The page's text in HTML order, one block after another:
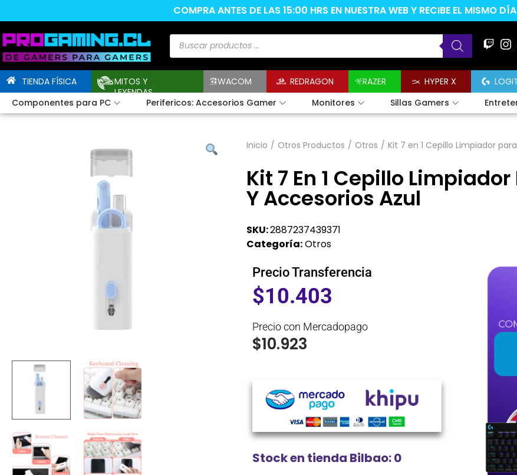
COMPRA ANTES DE LAS 15:00 HRS EN NUESTRA WEB Y RECIBE EL MISMO
TIENDA FÍSICA
MITOS Y
LEYENDAS
WACOM REDRAGON RAZER HYPER X
Componentes para PC
Perifericos: Accesorios Gamer Monitores Sillas Gamers
Inicio / Otros Productos / Otros / Kit 7 en 1 Cepillo Limpiador
Kit 7 En 1 Cepillo
Y Accesorios Azul
SKU:2887237439371
Categoría:Otros
Precio Transferencia
$10.403
Precio con Mercadopago
$10.923
Stock en tienda Bilbao: 0